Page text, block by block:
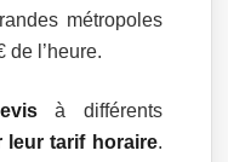
métropoles
de l’heure.
à différents
leur tarif horaire.